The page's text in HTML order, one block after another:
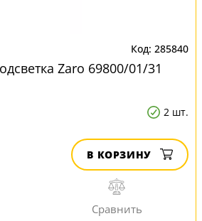
285840
Zaro 69800/01/31
2 шт.
В КОРЗИНУ